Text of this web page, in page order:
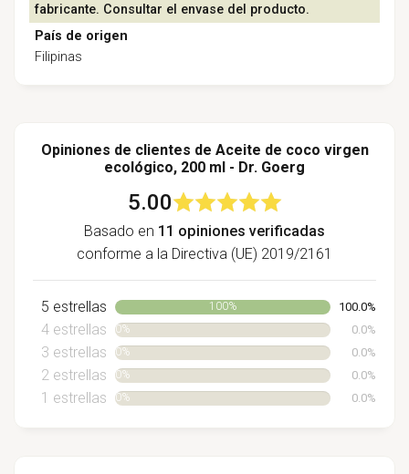
fabricante. Consultar el envase del producto.
País de origen
Filipinas
Opiniones de clientes de Aceite de coco virgen
ecológico, 200 ml - Dr. Goerg
5.00
Basado en 11 opiniones verificadas
conforme a la Directiva (UE) 2019/2161
5 estrellas 100% 100.0%
4 estrellas 0% 0.0%
3 estrellas 0% 0.0%
2 estrellas 0% 0.0%
1 estrellas 0% 0.0%